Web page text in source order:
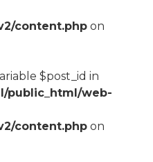
content.phpon
$post_id in
public_html/web-
content.phpon